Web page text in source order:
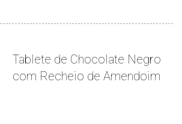
Tablete de Chocolate Negro
com Recheio de Amendoim